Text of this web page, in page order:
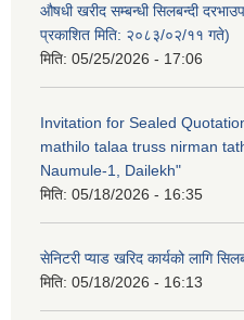
औषधी खरीद सम्बन्धी सिलबन्दी
प्रकाशित मिति: २०८३/०२/११ गते)
मिति: 05/25/2026 - 17:06
Invitation for Sealed
mathilo talaa truss nirman
Naumule-1, Dailekh"
मिति: 05/18/2026 - 16:35
सेनिटरी प्याड खरिद कार्यको लागि
मिति: 05/18/2026 - 16:13